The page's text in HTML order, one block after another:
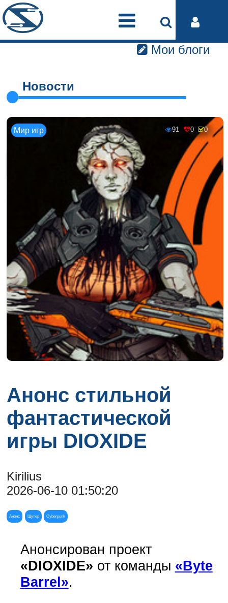
Мои блоги
Новости
Мир игр 91 0 0
Анонс стильной
фантастической
игры DIOXIDE
Kirilius
2026-06-10 01:50:20
Анонс Шутер Cyberpunk
Анонсирован проект
«DIOXIDE» от команды «Byte
Barrel».